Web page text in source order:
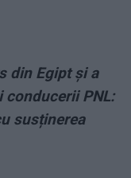
din Egipt și a
conducerii PNL:
susținerea